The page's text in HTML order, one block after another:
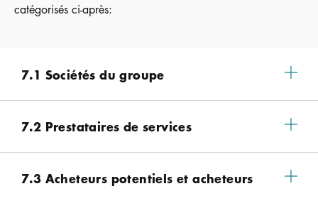
catégorisés ci-après:
7.1 Sociétés du groupe
7.2 Prestataires de services
7.3 Acheteurs potentiels et acheteurs